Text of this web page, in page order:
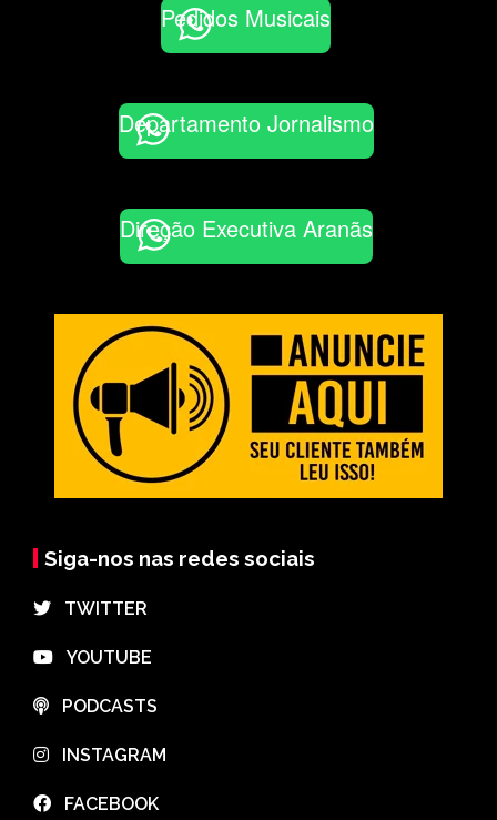
Pedidos Musicais
Departamento Jornalismo
Direção Executiva Aranãs
Siga-nos nas redes sociais
⠀TWITTER
⠀YOUTUBE
⠀PODCASTS
⠀INSTAGRAM
⠀FACEBOOK